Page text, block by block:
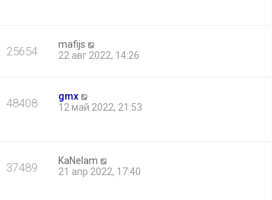
25654
mafijs
22 авг 2022, 14:26
48408
gmx
12 май 2022, 21:53
37489
KaNelam
21 апр 2022, 17:40